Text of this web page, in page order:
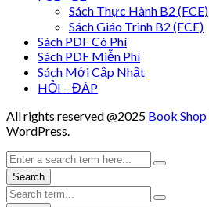
Sách Thực Hành B2 (FCE)
Sách Giáo Trình B2 (FCE)
Sách PDF Có Phí
Sách PDF Miễn Phí
Sách Mới Cập Nhật
HỎI – ĐÁP
All rights reserved @2025 Book Shop
WordPress.
Search